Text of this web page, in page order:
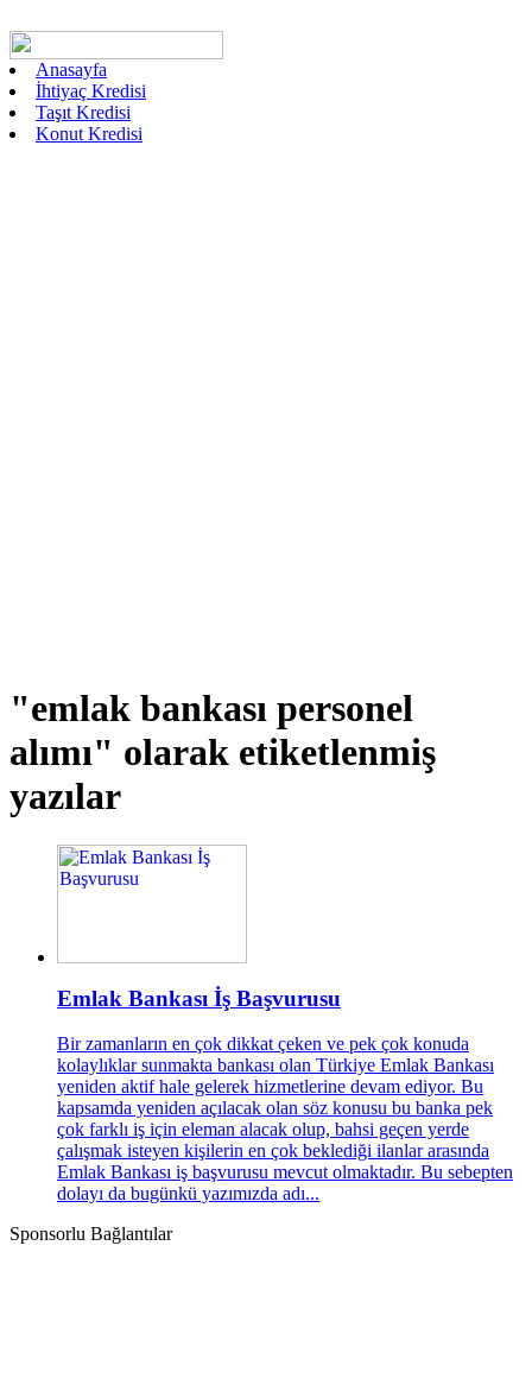
Anasayfa
İhtiyaç Kredisi
Taşıt Kredisi
Konut Kredisi
"emlak bankası personel
alımı" olarak etiketlenmiş
yazılar
Emlak Bankası İş Başvurusu
Bir zamanların en çok dikkat çeken ve pek çok konuda
kolaylıklar sunmakta bankası olan Türkiye Emlak Bankası
yeniden aktif hale gelerek hizmetlerine devam ediyor. Bu
kapsamda yeniden açılacak olan söz konusu bu banka pek
çok farklı iş için eleman alacak olup, bahsi geçen yerde
çalışmak isteyen kişilerin en çok beklediği ilanlar arasında
Emlak Bankası iş başvurusu mevcut olmaktadır. Bu sebepten
dolayı da bugünkü yazımızda adı...
Sponsorlu Bağlantılar